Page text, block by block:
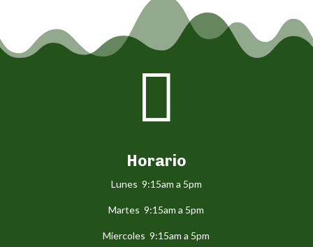

Horario
Lunes 9:15am a 5pm
Martes 9:15am a 5pm
Miercoles 9:15am a 5pm